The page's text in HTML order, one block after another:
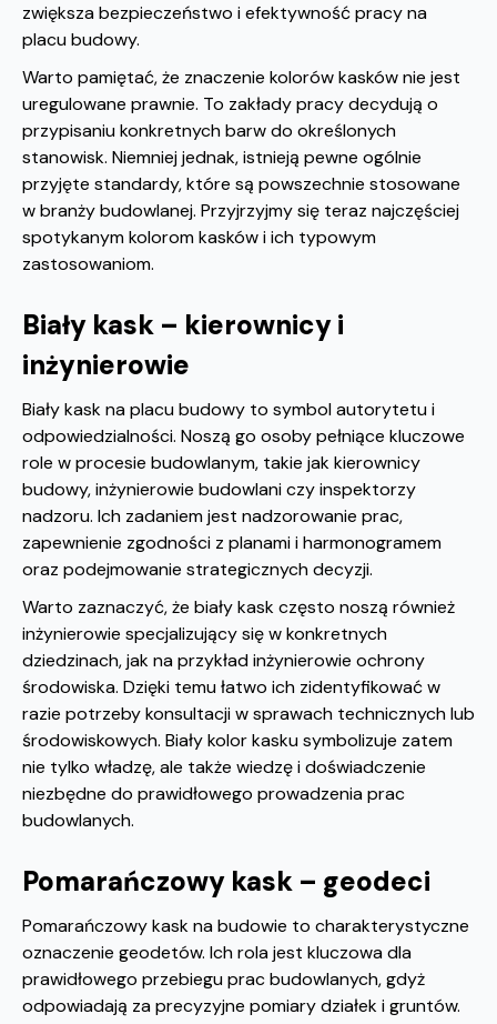
zwiększa bezpieczeństwo i efektywność pracy na
placu budowy.
Warto pamiętać, że znaczenie kolorów kasków nie jest
uregulowane prawnie. To zakłady pracy decydują o
przypisaniu konkretnych barw do określonych
stanowisk. Niemniej jednak, istnieją pewne ogólnie
przyjęte standardy, które są powszechnie stosowane
w branży budowlanej. Przyjrzyjmy się teraz najczęściej
spotykanym kolorom kasków i ich typowym
zastosowaniom.
Biały kask – kierownicy i
inżynierowie
Biały kask na placu budowy to symbol autorytetu i
odpowiedzialności. Noszą go osoby pełniące kluczowe
role w procesie budowlanym, takie jak kierownicy
budowy, inżynierowie budowlani czy inspektorzy
nadzoru. Ich zadaniem jest nadzorowanie prac,
zapewnienie zgodności z planami i harmonogramem
oraz podejmowanie strategicznych decyzji.
Warto zaznaczyć, że biały kask często noszą również
inżynierowie specjalizujący się w konkretnych
dziedzinach, jak na przykład inżynierowie ochrony
środowiska. Dzięki temu łatwo ich zidentyfikować w
razie potrzeby konsultacji w sprawach technicznych lub
środowiskowych. Biały kolor kasku symbolizuje zatem
nie tylko władzę, ale także wiedzę i doświadczenie
niezbędne do prawidłowego prowadzenia prac
budowlanych.
Pomarańczowy kask – geodeci
Pomarańczowy kask na budowie to charakterystyczne
oznaczenie geodetów. Ich rola jest kluczowa dla
prawidłowego przebiegu prac budowlanych, gdyż
odpowiadają za precyzyjne pomiary działek i gruntów.